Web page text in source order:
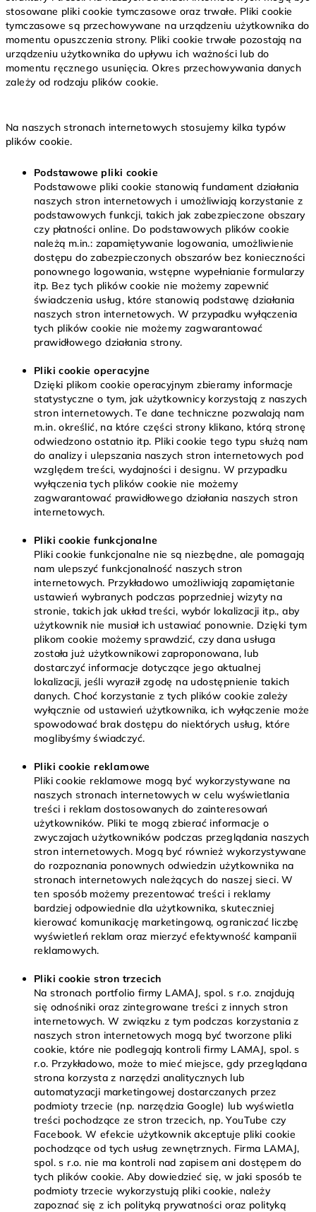
stosowane pliki cookie tymczasowe oraz trwałe. Pliki cookie
tymczasowe są przechowywane na urządzeniu użytkownika do
momentu opuszczenia strony. Pliki cookie trwałe pozostają na
urządzeniu użytkownika do upływu ich ważności lub do
momentu ręcznego usunięcia. Okres przechowywania danych
zależy od rodzaju plików cookie.
Na naszych stronach internetowych stosujemy kilka typów
plików cookie.
Podstawowe pliki cookie
Podstawowe pliki cookie stanowią fundament działania
naszych stron internetowych i umożliwiają korzystanie z
podstawowych funkcji, takich jak zabezpieczone obszary
czy płatności online. Do podstawowych plików cookie
należą m.in.: zapamiętywanie logowania, umożliwienie
dostępu do zabezpieczonych obszarów bez konieczności
ponownego logowania, wstępne wypełnianie formularzy
itp. Bez tych plików cookie nie możemy zapewnić
świadczenia usług, które stanowią podstawę działania
naszych stron internetowych. W przypadku wyłączenia
tych plików cookie nie możemy zagwarantować
prawidłowego działania strony.
Pliki cookie operacyjne
Dzięki plikom cookie operacyjnym zbieramy informacje
statystyczne o tym, jak użytkownicy korzystają z naszych
stron internetowych. Te dane techniczne pozwalają nam
m.in. określić, na które części strony klikano, którą stronę
odwiedzono ostatnio itp. Pliki cookie tego typu służą nam
do analizy i ulepszania naszych stron internetowych pod
względem treści, wydajności i designu. W przypadku
wyłączenia tych plików cookie nie możemy
zagwarantować prawidłowego działania naszych stron
internetowych.
Pliki cookie funkcjonalne
Pliki cookie funkcjonalne nie są niezbędne, ale pomagają
nam ulepszyć funkcjonalność naszych stron
internetowych. Przykładowo umożliwiają zapamiętanie
ustawień wybranych podczas poprzedniej wizyty na
stronie, takich jak układ treści, wybór lokalizacji itp., aby
użytkownik nie musiał ich ustawiać ponownie. Dzięki tym
plikom cookie możemy sprawdzić, czy dana usługa
została już użytkownikowi zaproponowana, lub
dostarczyć informacje dotyczące jego aktualnej
lokalizacji, jeśli wyraził zgodę na udostępnienie takich
danych. Choć korzystanie z tych plików cookie zależy
wyłącznie od ustawień użytkownika, ich wyłączenie może
spowodować brak dostępu do niektórych usług, które
moglibyśmy świadczyć.
Pliki cookie reklamowe
Pliki cookie reklamowe mogą być wykorzystywane na
naszych stronach internetowych w celu wyświetlania
treści i reklam dostosowanych do zainteresowań
użytkowników. Pliki te mogą zbierać informacje o
zwyczajach użytkowników podczas przeglądania naszych
stron internetowych. Mogą być również wykorzystywane
do rozpoznania ponownych odwiedzin użytkownika na
stronach internetowych należących do naszej sieci. W
ten sposób możemy prezentować treści i reklamy
bardziej odpowiednie dla użytkownika, skuteczniej
kierować komunikację marketingową, ograniczać liczbę
wyświetleń reklam oraz mierzyć efektywność kampanii
reklamowych.
Pliki cookie stron trzecich
Na stronach portfolio firmy LAMAJ, spol. s r.o. znajdują
się odnośniki oraz zintegrowane treści z innych stron
internetowych. W związku z tym podczas korzystania z
naszych stron internetowych mogą być tworzone pliki
cookie, które nie podlegają kontroli firmy LAMAJ, spol. s
r.o. Przykładowo, może to mieć miejsce, gdy przeglądana
strona korzysta z narzędzi analitycznych lub
automatyzacji marketingowej dostarczanych przez
podmioty trzecie (np. narzędzia Google) lub wyświetla
treści pochodzące ze stron trzecich, np. YouTube czy
Facebook. W efekcie użytkownik akceptuje pliki cookie
pochodzące od tych usług zewnętrznych. Firma LAMAJ,
spol. s r.o. nie ma kontroli nad zapisem ani dostępem do
tych plików cookie. Aby dowiedzieć się, w jaki sposób te
podmioty trzecie wykorzystują pliki cookie, należy
zapoznać się z ich polityką prywatności oraz polityką